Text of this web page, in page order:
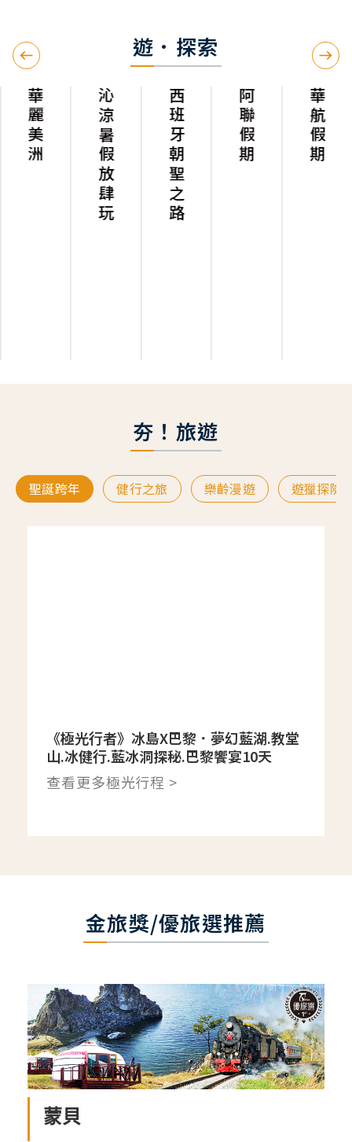
遊．探索
華麗美洲 沁涼暑假放肆玩 西班牙朝聖之路 阿聯假期 華航假期
夯！旅遊
聖誕跨年 健行之旅 樂齡漫遊 遊獵探險
《極光行者》冰島X巴黎．夢幻藍湖.教堂
山.冰健行.藍冰洞探秘.巴黎饗宴10天
查看更多極光行程 >
金旅獎/優旅選推薦
蒙貝